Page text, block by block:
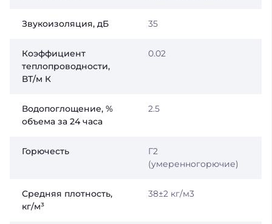
Звукоизоляция, дБ 35
Коэффициент
теплопроводности,
ВТ/м К
0.02
Водопоглощение, %
объема за 24 часа
2.5
Горючесть
Г2
(умеренногорючие)
Средняя плотность,
кг/м³
38±2 кг/м3